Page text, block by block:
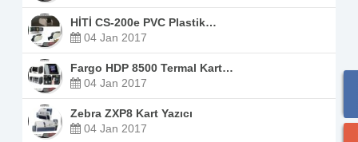
HİTİ CS-200e PVC Plastik…
04 Jan 2017
Fargo HDP 8500 Termal Kart…
04 Jan 2017
Zebra ZXP8 Kart Yazıcı
04 Jan 2017